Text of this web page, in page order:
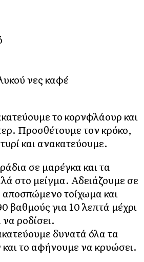
νες καφέ
το κορνφλάουρ και
Προσθέτουμε τον κρόκο,
και ανακατεύουμε.
σε μαρέγκα και τα
στο μείγμα. Αδειάζουμε σε
αποσπώμενο τοίχωμα και
βαθμούς για 10 λεπτά μέχρι
ροδίσει.
δυνατά όλα τα
το αφήνουμε να κρυώσει.